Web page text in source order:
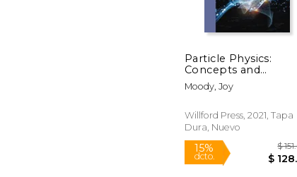
dcto.
Particle Physics:
Concepts and
Applications (en
Inglés)
Moody, Joy
Willford Press, 2021, Tapa
Dura, Nuevo